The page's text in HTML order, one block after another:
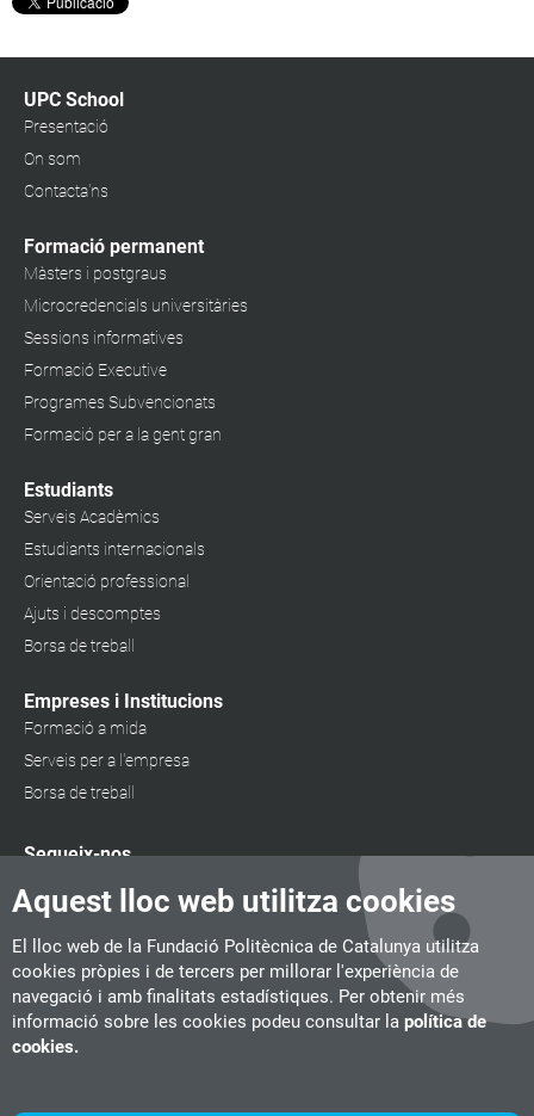
Aquest lloc web utilitza cookies
El lloc web de la Fundació Politècnica de Catalunya utilitza
cookies pròpies i de tercers per millorar l'experiència de
navegació i amb finalitats estadístiques. Per obtenir més
informació sobre les cookies podeu consultar la política de
cookies.
UPC School
Presentació
On som
Contacta'ns
Formació permanent
Màsters i postgraus
Microcredencials universitàries
Sessions informatives
Formació Executive
Programes Subvencionats
Formació per a la gent gran
Estudiants
Serveis Acadèmics
Estudiants internacionals
Orientació professional
Ajuts i descomptes
Borsa de treball
Empreses i Institucions
Formació a mida
Serveis per a l'empresa
Borsa de treball
Segueix-nos